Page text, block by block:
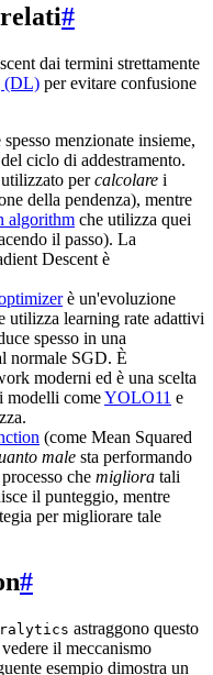
#
dai termini strettamente
(DL) per evitare confusione
spesso menzionate insieme,
ciclo di addestramento.
percalcolare i
della pendenza), mentre
algorithm che utilizza quei
il passo). La
Descent è
è un'evoluzione
utilizza learning rate adattivi
spesso in una
normale SGD. È
moderni ed è una scelta
modelli comeYOLO11 e
(come Mean Squared
male sta performando
che migliora tali
il punteggio, mentre
per migliorare tale
#
astraggono questo
il meccanismo
esempio dimostra un